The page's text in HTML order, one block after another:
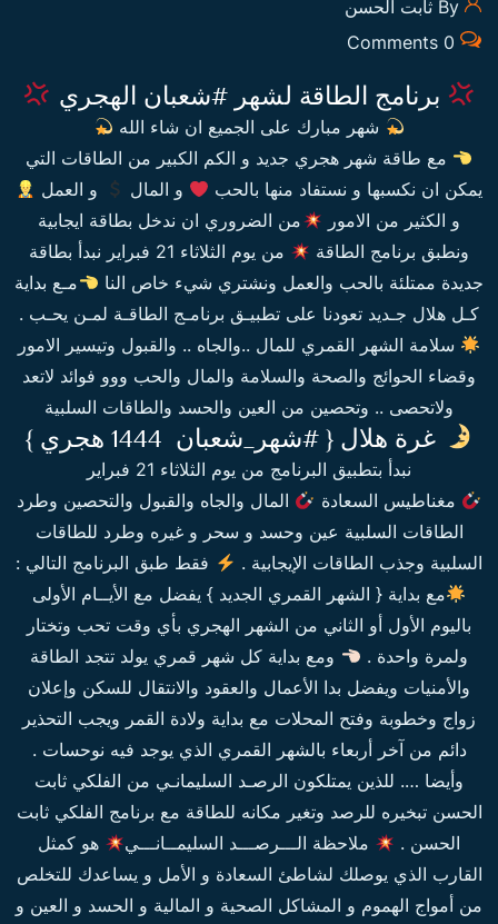
0 Comments
برنامج الطاقة لشهر #شعبان الهجري
شهر مبارك على الجميع ان شاء الله
مع طاقة شهر هجري جديد و الكم الكبير من الطاقات التي
يمكن ان نكسبها و نستفاد منها بالحب
و المال
و العمل
و الكثير من الامور
من الضروري ان ندخل بطاقة ايجابية
ونطبق برنامج الطاقة
من يوم الثلاثاء 21 فبراير نبدأ بطاقة
جديدة ممتلئة بالحب والعمل ونشتري شيء خاص النا
مـع بداية
كـل هلال جـديد تعودنا على تطبيـق برنامـج الطاقـة لمـن يحـب .
سلامة الشهر القمري للمال ..والجاه .. والقبول وتيسير الامور
وقضاء الحوائج والصحة والسلامة والمال والحب ووو فوائد لاتعد
ولاتحصى .. وتحصين من العين والحسد والطاقات السلبية
غرة هلال { #شهر_شعبان 1444 هجري }
نبدأ بتطبيق البرنامج من يوم الثلاثاء 21 فبراير
مغناطيس السعادة
المال والجاه والقبول والتحصين وطرد
الطاقات السلبية عين وحسد و سحر و غيره وطرد للطاقات
السلبية وجذب الطاقات الإيجابية .
فقط طبق البرنامج التالي :
مع بداية { الشهر القمري الجديد } يفضل مع الأيــام الأولى
باليوم الأول أو الثاني من الشهر الهجري بأي وقت تحب وتختار
ولمرة واحدة .
ومع بداية كل شهر قمري يولد تتجد الطاقة
والأمنيات ويفضل بدا الأعمال والعقود والانتقال للسكن وإعلان
زواج وخطوبة وفتح المحلات مع بداية ولادة القمر ويجب التحذير
دائم من آخر أربعاء بالشهر القمري الذي يوجد فيه نوحسات .
وأيضا …. للذين يمتلكون الرصـد السليمانـي من الفلكي ثابت
الحسن تبخيره للرصد وتغير مكانه للطاقة مع برنامج الفلكي ثابت
الحسن .
ملاحظة الـــرصـــد السليمــانـــي
هو كمثل
القارب الذي يوصلك لشاطئ السعادة و الأمل و يساعدك للتخلص
من أمواج الهموم و المشاكل الصحية و المالية و الحسد و العين و